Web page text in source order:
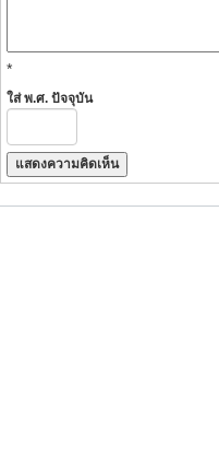
*
ใส่ พ.ศ. ปัจจุบัน